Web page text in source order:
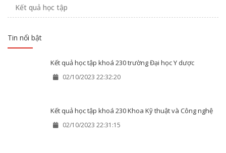
Kết quả học tập
Tin nổi bật
Kết quả học tập khoá 230 trường Đại học Y dược
02/10/2023 22:32:20
Kết quả học tập khoá 230 Khoa Kỹ thuật và Công nghệ
02/10/2023 22:31:15